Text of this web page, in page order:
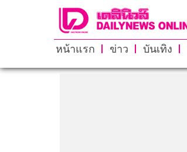
หน้าแรก ข่าว บันเทิง